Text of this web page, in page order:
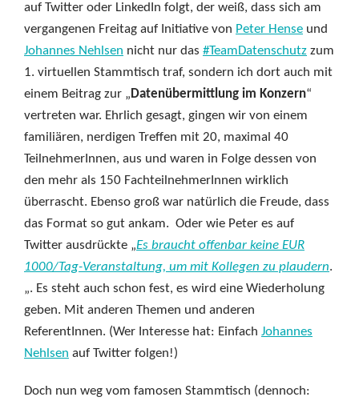
auf Twitter oder LinkedIn folgt, der weiß, dass sich am
vergangenen Freitag auf Initiative von Peter Hense und
Johannes Nehlsen nicht nur das #TeamDatenschutz zum
1. virtuellen Stammtisch traf, sondern ich dort auch mit
einem Beitrag zur „ Datenübermittlung im Konzern“
vertreten war. Ehrlich gesagt, gingen wir von einem
familiären, nerdigen Treffen mit 20, maximal 40
TeilnehmerInnen, aus und waren in Folge dessen von
den mehr als 150 FachteilnehmerInnen wirklich
überrascht. Ebenso groß war natürlich die Freude, dass
das Format so gut ankam. Oder wie Peter es auf
Twitter ausdrückte „Es braucht offenbar keine EUR
1000/Tag-Veranstaltung, um mit Kollegen zu plaudern.
„. Es steht auch schon fest, es wird eine Wiederholung
geben. Mit anderen Themen und anderen
ReferentInnen. (Wer Interesse hat: Einfach Johannes
Nehlsen auf Twitter folgen!)
Doch nun weg vom famosen Stammtisch (dennoch: